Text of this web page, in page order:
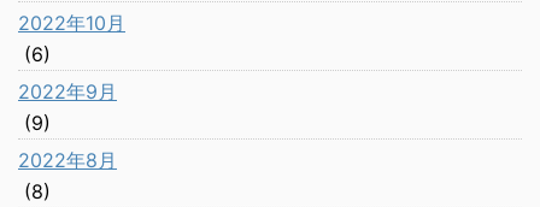
2022年10月
(6)
2022年9月
(9)
2022年8月
(8)